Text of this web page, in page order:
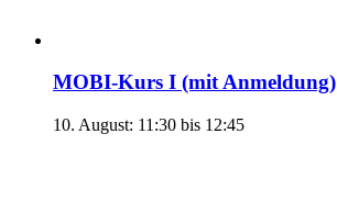
MOBI-Kurs I (mit Anmeldung)
10. August: 11:30 bis 12:45